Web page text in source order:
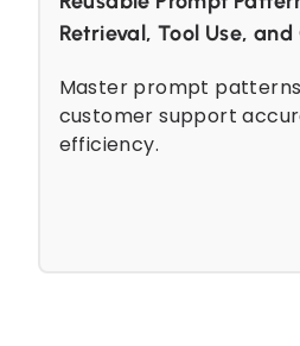
Retrieval, Tool Use,
Master prompt
customer support
efficiency.